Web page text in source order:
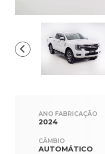
ANO FABRICAÇÃO
2024
CÂMBIO
AUTOMÁTICO